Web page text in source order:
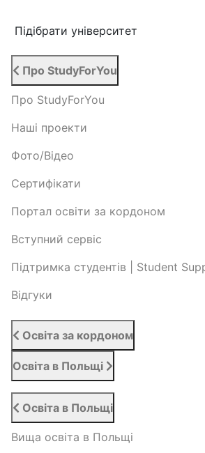
Підібрати університет
Про StudyForYou
Про StudyForYou
Наші проекти
Фото/Відео
Сертифікати
Портал освіти за кордоном
Вступний сервіс
Підтримка студентів | Student
Відгуки
Освіта за кордоном
Освіта в Польщі
Освіта в Польщі
Вища освіта в Польщі